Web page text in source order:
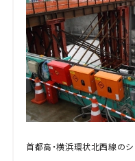
首都高・横浜環状北西線の